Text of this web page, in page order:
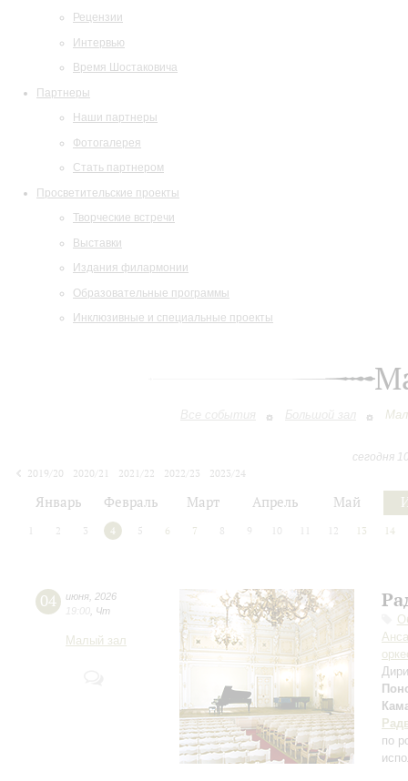
Рецензии
Интервью
Время Шостаковича
Партнеры
Наши партнеры
Фотогалерея
Стать партнером
Просветительские проекты
Творческие встречи
Выставки
Издания филармонии
Образовательные программы
Инклюзивные и специальные проекты
Все события Большой зал
сегодня
2019/20
2020/21 2021/22 2022/23
2023/24
Январь Февраль Март Апрель Май
2 3 4 5 6 7 8 9 10 12 13 14
04 июня 2026
19:00 Чт
Малый зал
по